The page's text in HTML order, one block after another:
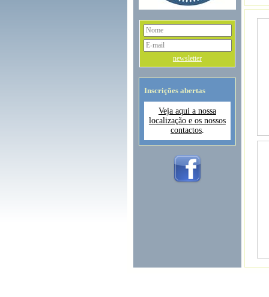
newsletter
Inscrições abertas
Veja aqui a nossa
localização e os nossos
contactos.